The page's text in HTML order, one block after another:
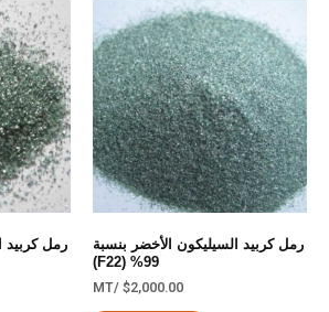
رمل كربيد السيليكون الأخضر بنسبة
99% (F22)
$2,000.00
/MT
رمل كربيد